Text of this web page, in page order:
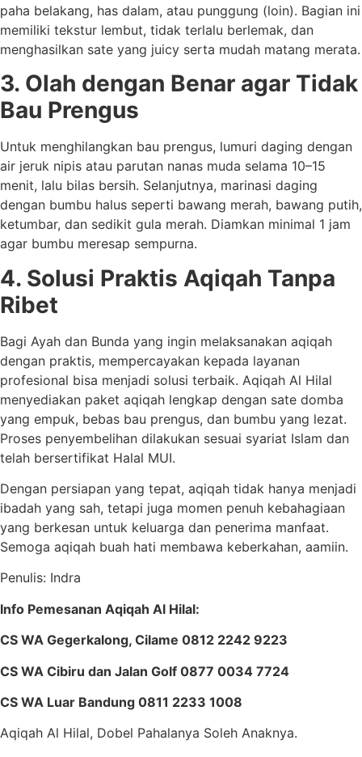
paha belakang, has dalam, atau punggung (loin). Bagian ini
memiliki tekstur lembut, tidak terlalu berlemak, dan
menghasilkan sate yang juicy serta mudah matang merata.
3. Olah dengan Benar agar Tidak
Bau Prengus
Untuk menghilangkan bau prengus, lumuri daging dengan
air jeruk nipis atau parutan nanas muda selama 10–15
menit, lalu bilas bersih. Selanjutnya, marinasi daging
dengan bumbu halus seperti bawang merah, bawang putih,
ketumbar, dan sedikit gula merah. Diamkan minimal 1 jam
agar bumbu meresap sempurna.
4. Solusi Praktis Aqiqah Tanpa
Ribet
Bagi Ayah dan Bunda yang ingin melaksanakan aqiqah
dengan praktis, mempercayakan kepada layanan
profesional bisa menjadi solusi terbaik. Aqiqah Al Hilal
menyediakan paket aqiqah lengkap dengan sate domba
yang empuk, bebas bau prengus, dan bumbu yang lezat.
Proses penyembelihan dilakukan sesuai syariat Islam dan
telah bersertifikat Halal MUI.
Dengan persiapan yang tepat, aqiqah tidak hanya menjadi
ibadah yang sah, tetapi juga momen penuh kebahagiaan
yang berkesan untuk keluarga dan penerima manfaat.
Semoga aqiqah buah hati membawa keberkahan, aamiin.
Penulis: Indra
Info Pemesanan Aqiqah Al Hilal:
CS WA Gegerkalong, Cilame 0812 2242 9223
CS WA Cibiru dan Jalan Golf 0877 0034 7724
CS WA Luar Bandung 0811 2233 1008
Aqiqah Al Hilal, Dobel Pahalanya Soleh Anaknya.